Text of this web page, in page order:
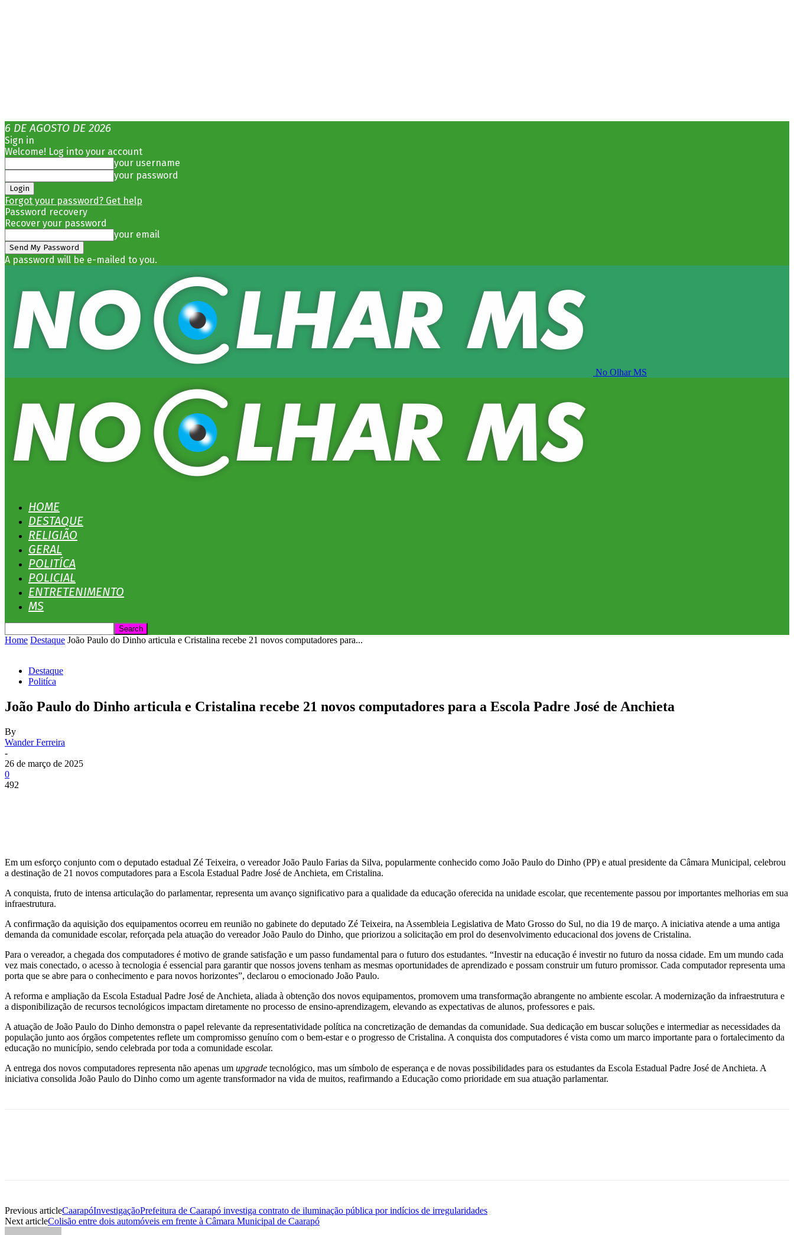
6 DE AGOSTO DE 2026
Sign in
Welcome! Log into your account
your username
your password
Forgot your password? Get help
Password recovery
Recover your password
your email
A password will be e-mailed to you.
No Olhar MS
HOME
DESTAQUE
RELIGIÃO
GERAL
POLITÍCA
POLICIAL
ENTRETENIMENTO
MS
Home Destaque João Paulo do Dinho articula e Cristalina recebe 21 novos computadores para...
Destaque
Politíca
João Paulo do Dinho articula e Cristalina recebe 21 novos computadores para a Escola Padre José de Anchieta
By
Wander Ferreira
-
26 de março de 2025
0
492
Em um esforço conjunto com o deputado estadual Zé Teixeira, o vereador João Paulo Farias da Silva, popularmente conhecido como João Paulo do Dinho (PP) e atual presidente da Câmara Municipal, celebrou
a destinação de 21 novos computadores para a Escola Estadual Padre José de Anchieta, em Cristalina.
A conquista, fruto de intensa articulação do parlamentar, representa um avanço significativo para a qualidade da educação oferecida na unidade escolar, que recentemente passou por importantes melhorias em sua
infraestrutura.
A confirmação da aquisição dos equipamentos ocorreu em reunião no gabinete do deputado Zé Teixeira, na Assembleia Legislativa de Mato Grosso do Sul, no dia 19 de março. A iniciativa atende a uma antiga
demanda da comunidade escolar, reforçada pela atuação do vereador João Paulo do Dinho, que priorizou a solicitação em prol do desenvolvimento educacional dos jovens de Cristalina.
Para o vereador, a chegada dos computadores é motivo de grande satisfação e um passo fundamental para o futuro dos estudantes. “Investir na educação é investir no futuro da nossa cidade. Em um mundo cada
vez mais conectado, o acesso à tecnologia é essencial para garantir que nossos jovens tenham as mesmas oportunidades de aprendizado e possam construir um futuro promissor. Cada computador representa uma
porta que se abre para o conhecimento e para novos horizontes”, declarou o emocionado João Paulo.
A reforma e ampliação da Escola Estadual Padre José de Anchieta, aliada à obtenção dos novos equipamentos, promovem uma transformação abrangente no ambiente escolar. A modernização da infraestrutura e
a disponibilização de recursos tecnológicos impactam diretamente no processo de ensino-aprendizagem, elevando as expectativas de alunos, professores e pais.
A atuação de João Paulo do Dinho demonstra o papel relevante da representatividade política na concretização de demandas da comunidade. Sua dedicação em buscar soluções e intermediar as necessidades da
população junto aos órgãos competentes reflete um compromisso genuíno com o bem-estar e o progresso de Cristalina. A conquista dos computadores é vista como um marco importante para o fortalecimento da
educação no município, sendo celebrada por toda a comunidade escolar.
A entrega dos novos computadores representa não apenas um upgrade tecnológico, mas um símbolo de esperança e de novas possibilidades para os estudantes da Escola Estadual Padre José de Anchieta. A
iniciativa consolida João Paulo do Dinho como um agente transformador na vida de muitos, reafirmando a Educação como prioridade em sua atuação parlamentar.
Previous articleCaarapóInvestigaçãoPrefeitura de Caarapó investiga contrato de iluminação pública por indícios de irregularidades
Next articleColisão entre dois automóveis em frente à Câmara Municipal de Caarapó